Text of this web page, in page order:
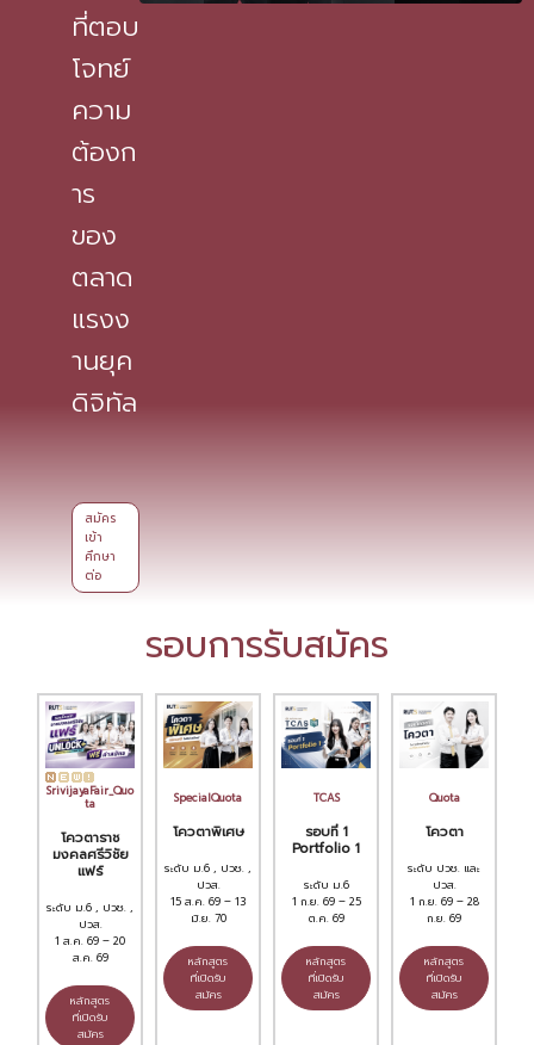
ที่ตอบ
โจทย์
ความ
ต้องก
าร
ของ
ตลาด
แรงง
านยุค
ดิจิทัล
สมัคร
เข้า
ศึกษา
ต่อ
รอบการรับสมัคร
SrivijayaFair_Quo
ta
โควตาราช
มงคลศรีวิชัย
แฟร์
ระดับ ม.6 , ปวช. ,
ปวส.
1 ส.ค. 69 – 20
ส.ค. 69
หลักสูตร
ที่เปิดรับ
สมัคร
SpecialQuota
โควตาพิเศษ
ระดับ ม.6 , ปวช. ,
ปวส.
15 ส.ค. 69 – 13
มิ.ย. 70
หลักสูตร
ที่เปิดรับ
สมัคร
TCAS
รอบที่ 1
Portfolio 1
ระดับ ม.6
1 ก.ย. 69 – 25
ต.ค. 69
หลักสูตร
ที่เปิดรับ
สมัคร
Quota
โควตา
ระดับ ปวช. และ
ปวส.
1 ก.ย. 69 – 28
ก.ย. 69
หลักสูตร
ที่เปิดรับ
สมัคร